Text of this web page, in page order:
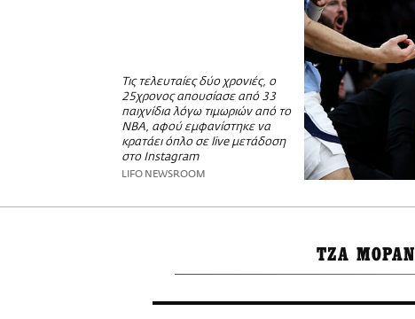
Τις τελευταίες δύο χρονιές, ο
25χρονος απουσίασε από 33
παιχνίδια λόγω τιμωριών από το
ΝΒΑ, αφού εμφανίστηκε να
κρατάει όπλο σε live μετάδοση
στο Instagram
LIFO NEWSROOM
ΤΖΑ